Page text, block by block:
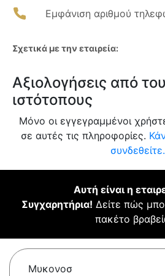
Εμφάνιση αριθμού
Σχετικά με την εταιρεία:
Αξιολογήσεις από
ιστότοπους
Μόνο οι εγγεγραμμένοι
σε αυτές τις πληροφορίες.
συνδεθείτε.
Αυτή είναι η
Συγχαρητήρια! Δείτε πώς
πακέτο
Μυκονοσ